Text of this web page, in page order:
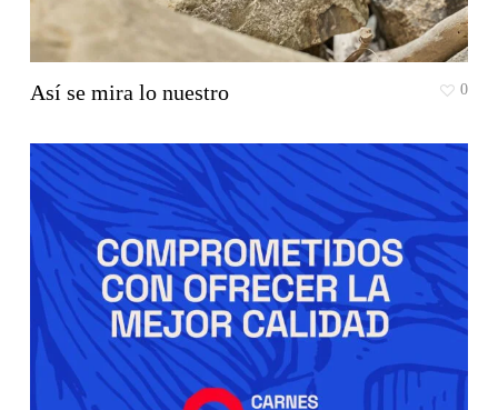
Así se mira lo nuestro 0